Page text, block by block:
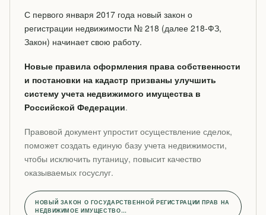
С первого января 2017 года новый закон о
регистрации недвижимости № 218 (далее 218-ФЗ,
Закон) начинает свою работу.
Новые правила оформления права собственности
и постановки на кадастр призваны улучшить
систему учета недвижимого имущества в
Российской Федерации.
Правовой документ упростит осуществление сделок,
поможет создать единую базу учета недвижимости,
чтобы исключить путаницу, повысит качество
оказываемых госуслуг.
НОВЫЙ ЗАКОН О ГОСУДАРСТВЕННОЙ РЕГИСТРАЦИИ ПРАВ НА
НЕДВИЖИМОЕ ИМУЩЕСТВО…